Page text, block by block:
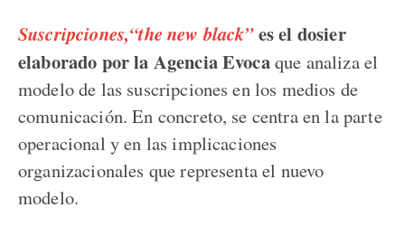
Suscripciones,“the new black”es el dosier
elaborado por la Agencia Evocaque analiza el
modelo de las suscripciones en los medios de
comunicación. En concreto, se centra en la parte
operacional y en las implicaciones
organizacionales que representa el nuevo
modelo.